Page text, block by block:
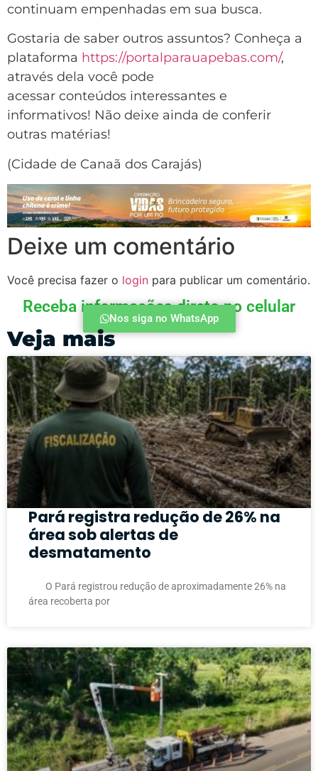
continuam empenhadas em sua busca.
Gostaria de saber outros assuntos? Conheça a
plataforma https://portalparauapebas.com/,
através dela você pode
acessar conteúdos interessantes e
informativos! Não deixe ainda de conferir
outras matérias!
(Cidade de Canaã dos Carajás)
Deixe um comentário
Você precisa fazer o login para publicar um comentário.
Receba informações direto no celular
Nos siga no WhatsApp
Veja mais
Pará registra redução de 26% na
área sob alertas de
desmatamento
O Pará registrou redução de aproximadamente 26% na
área recoberta por